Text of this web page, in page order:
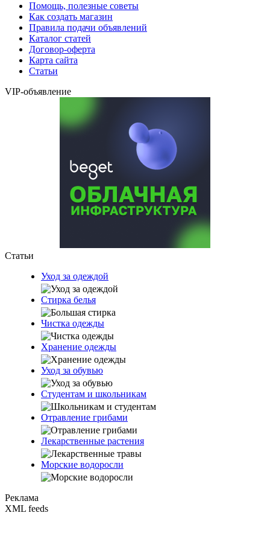
Помощь, полезные советы
Как создать магазин
Правила подачи объявлений
Каталог статей
Договор-оферта
Карта сайта
Статьи
VIP-объявление
Статьи
Уход за одеждой
Стирка белья
Чистка одежды
Хранение одежды
Уход за обувью
Студентам и школьникам
Отравление грибами
Лекарственные растения
Морские водоросли
Реклама
XML feeds